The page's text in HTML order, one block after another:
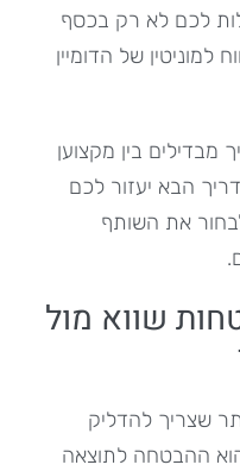
לכם לא רק בכסף
של הדומיין
מבדילים בין מקצוען
הבא יעזור לכם
את השותף
שווא מול
שצריך להדליק
ההבטחה לתוצאה